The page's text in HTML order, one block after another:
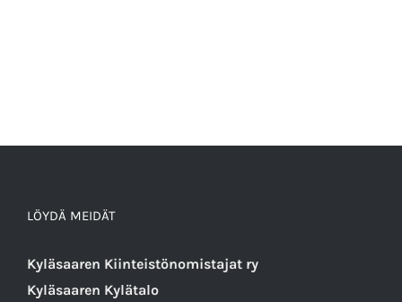
LÖYDÄ MEIDÄT
Kyläsaaren Kiinteistönomistajat ry
Kyläsaaren Kylätalo